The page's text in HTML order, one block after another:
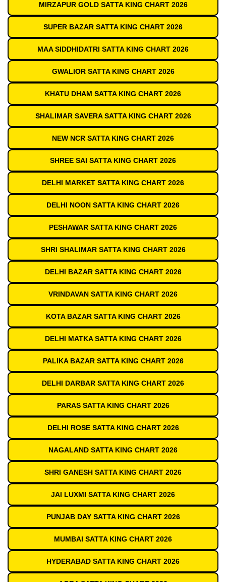
MIRZAPUR GOLD SATTA KING CHART 2026
SUPER BAZAR SATTA KING CHART 2026
MAA SIDDHIDATRI SATTA KING CHART 2026
GWALIOR SATTA KING CHART 2026
KHATU DHAM SATTA KING CHART 2026
SHALIMAR SAVERA SATTA KING CHART 2026
NEW NCR SATTA KING CHART 2026
SHREE SAI SATTA KING CHART 2026
DELHI MARKET SATTA KING CHART 2026
DELHI NOON SATTA KING CHART 2026
PESHAWAR SATTA KING CHART 2026
SHRI SHALIMAR SATTA KING CHART 2026
DELHI BAZAR SATTA KING CHART 2026
VRINDAVAN SATTA KING CHART 2026
KOTA BAZAR SATTA KING CHART 2026
DELHI MATKA SATTA KING CHART 2026
PALIKA BAZAR SATTA KING CHART 2026
DELHI DARBAR SATTA KING CHART 2026
PARAS SATTA KING CHART 2026
DELHI ROSE SATTA KING CHART 2026
NAGALAND SATTA KING CHART 2026
SHRI GANESH SATTA KING CHART 2026
JAI LUXMI SATTA KING CHART 2026
PUNJAB DAY SATTA KING CHART 2026
MUMBAI SATTA KING CHART 2026
HYDERABAD SATTA KING CHART 2026